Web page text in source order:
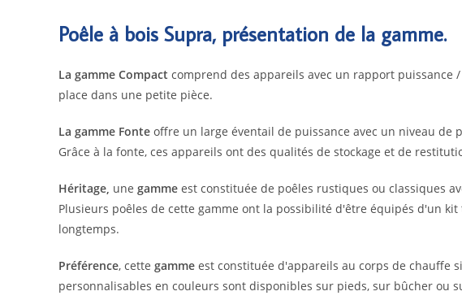
Poêle à bois Supra, présentation de la gamme.
La gamme Compact comprend des appareils avec un rapport
place dans une petite pièce.
La gamme Fonte offre un large éventail de puissance avec un niveau de
Grâce à la fonte, ces appareils ont des qualités de stockage et de
Héritage, une gamme est constituée de poêles rustiques ou classiques
Plusieurs poêles de cette gamme ont la possibilité d'être équipés d'un
longtemps.
Préférence, cette gamme est constituée d'appareils au corps de chauffe
personnalisables en couleurs sont disponibles sur pieds, sur bûcher ou